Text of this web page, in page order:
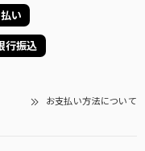
い
行振込
お支払い方法について